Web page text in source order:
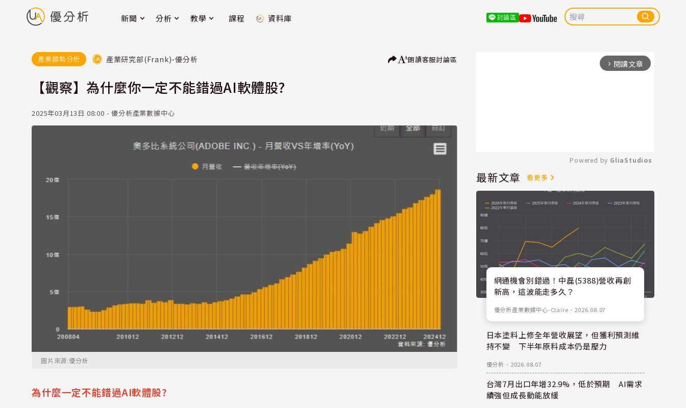
新聞 分析 教學 課程 資料庫 討論區
產業趨勢分析 產業研究部(Frank)-優分析 朗讀客服討論區
【觀察】為什麼你一定不能錯過AI軟體股?
2025年03月13日 08:00 - 優分析產業數據中心
圖片來源:優分析
為什麼一定不能錯過AI軟體股?
arrow_forward_ios 閱讀文章
Mute
Powered by GliaStudios
最新文章 看更多
網通機會別錯過！中磊(5388)營收再創
新高，這波能走多久？
優分析產業數據中心-Claire ． 2026.08.07
日本塗料上修全年營收展望，但獲利預測維
持不變 下半年原料成本仍是壓力
優分析 ． 2026.08.07
台灣7月出口年增32.9%，低於預期 AI需求
續強但成長動能放緩